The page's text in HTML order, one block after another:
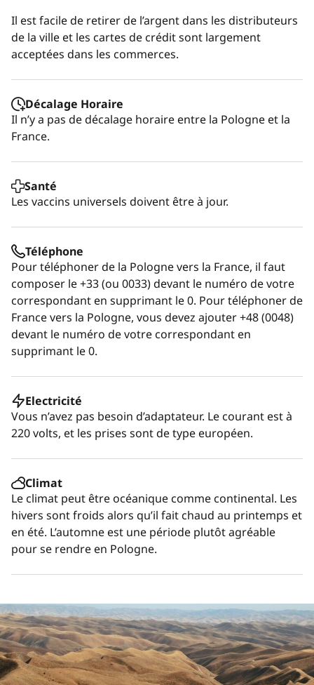
Il est facile de retirer de l’argent dans les distributeurs
de la ville et les cartes de crédit sont largement
acceptées dans les commerces.
Décalage Horaire
Il n’y a pas de décalage horaire entre la Pologne et la
France.
Santé
Les vaccins universels doivent être à jour.
Téléphone
Pour téléphoner de la Pologne vers la France, il faut
composer le +33 (ou 0033) devant le numéro de votre
correspondant en supprimant le 0. Pour téléphoner de
France vers la Pologne, vous devez ajouter +48 (0048)
devant le numéro de votre correspondant en
supprimant le 0.
Electricité
Vous n’avez pas besoin d’adaptateur. Le courant est à
220 volts, et les prises sont de type européen.
Climat
Le climat peut être océanique comme continental. Les
hivers sont froids alors qu’il fait chaud au printemps et
en été. L’automne est une période plutôt agréable
pour se rendre en Pologne.